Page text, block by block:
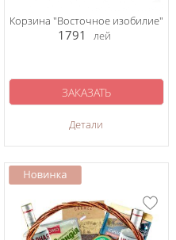
Корзина "Восточное изобилие"
1791 лей
Детали
ЗАКАЗАТЬ